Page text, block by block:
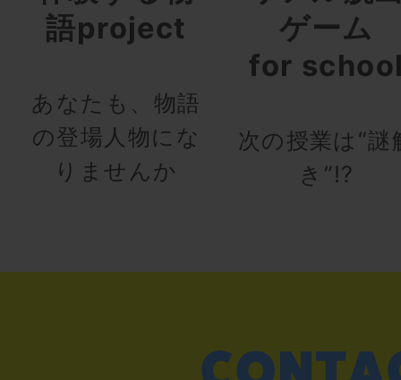
語project
あなたも、物語
の登場人物にな
りませんか
ゲーム
for
次の授業は“謎
き”!?